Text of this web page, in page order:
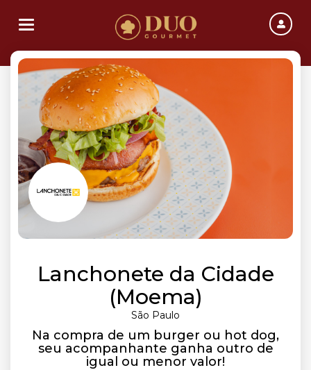
Toggle navigation
Lanchonete da Cidade
(Moema)
São Paulo
Na compra de um burger ou hot dog,
seu acompanhante ganha outro de
igual ou menor valor!